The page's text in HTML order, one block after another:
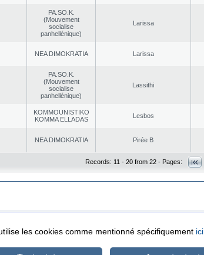
PA.SO.K.
(Mouvement
socialise
panhellénique)
Larissa
NEA DΙMOKRATIA Larissa
PA.SO.K.
(Mouvement
socialise
panhellénique)
Lassithi
KOMMOUNISTIKO
KOMMA ELLADAS
Lesbos
NEA DΙMOKRATIA Pirée B
Records: 11 - 20 from 22 - Pages:
les cookies comme mentionné spécifiquement ici